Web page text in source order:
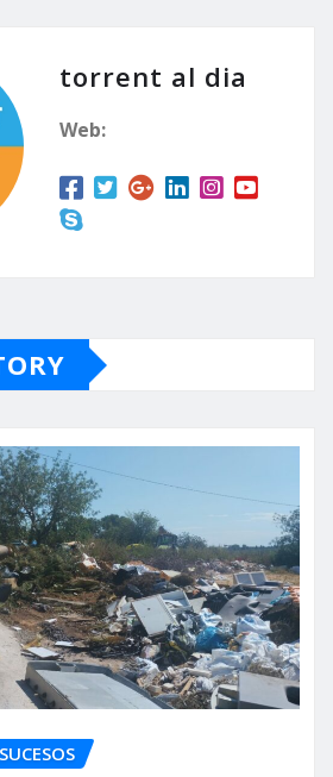
torrent al dia
Web:
SUCESOS